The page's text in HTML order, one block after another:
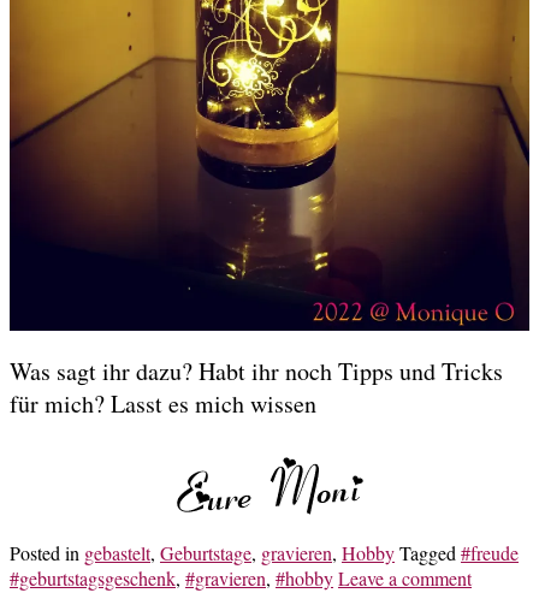
Was sagt ihr dazu? Habt ihr noch Tipps und Tricks
für mich? Lasst es mich wissen
Posted in gebastelt, Geburtstage, gravieren, HobbyTagged#freude
#geburtstagsgeschenk, #gravieren, #hobbyLeave a comment